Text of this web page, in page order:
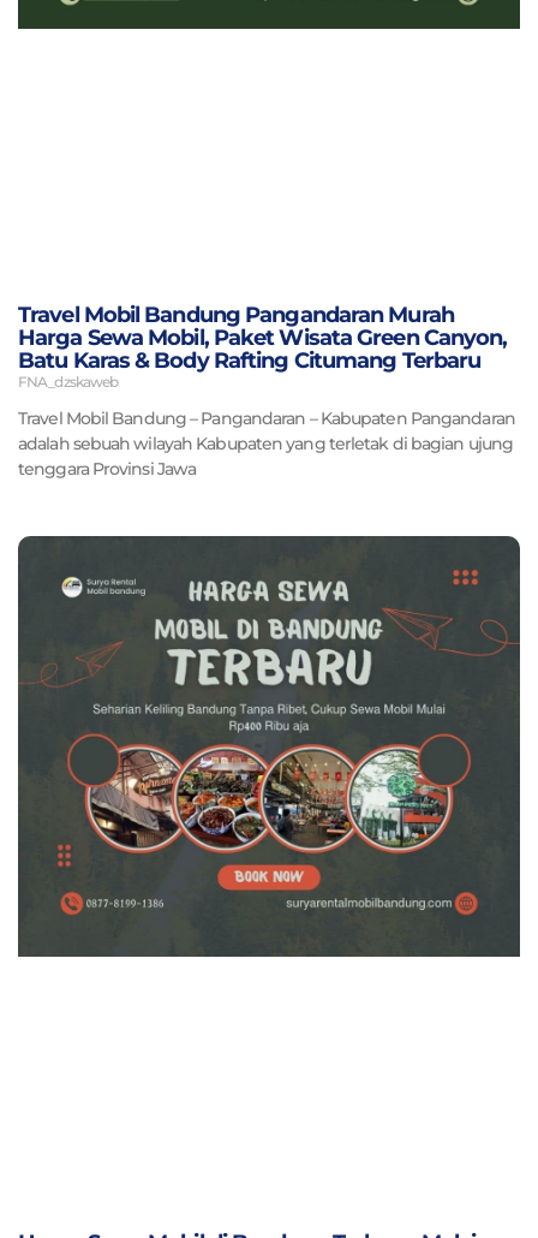
Travel Mobil Bandung Pangandaran Murah
Harga Sewa Mobil, Paket Wisata Green Canyon,
Batu Karas & Body Rafting Citumang Terbaru
FNA_dzskaweb
Travel Mobil Bandung – Pangandaran – Kabupaten Pangandaran
adalah sebuah wilayah Kabupaten yang terletak di bagian ujung
tenggara Provinsi Jawa